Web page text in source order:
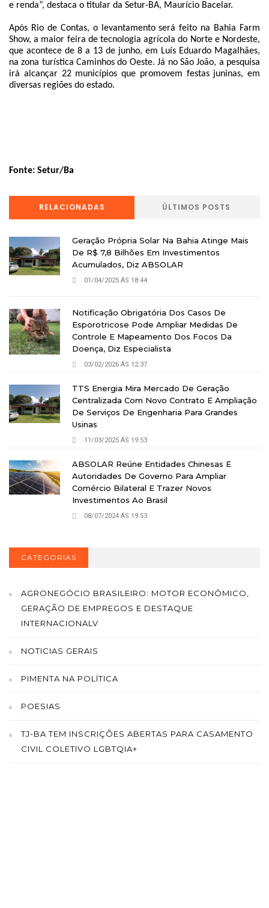
e renda”, destaca o titular da Setur-BA, Maurício Bacelar.
Após Rio de Contas, o levantamento será feito na Bahia Farm
Show, a maior feira de tecnologia agrícola do Norte e Nordeste,
que acontece de 8 a 13 de junho, em Luís Eduardo Magalhães,
na zona turística Caminhos do Oeste. Já no São João, a pesquisa
irá alcançar 22 municípios que promovem festas juninas, em
diversas regiões do estado.
Fonte: Setur/Ba
RELACIONADAS ÚLTIMOS POSTS
Geração Própria Solar Na Bahia Atinge Mais
De R$ 7,8 Bilhões Em Investimentos
Acumulados, Diz ABSOLAR
01/04/2025 ÁS 18:44
Notificação Obrigatória Dos Casos De
Esporotricose Pode Ampliar Medidas De
Controle E Mapeamento Dos Focos Da
Doença, Diz Especialista
03/02/2026 ÁS 12:37
TTS Energia Mira Mercado De Geração
Centralizada Com Novo Contrato E Ampliação
De Serviços De Engenharia Para Grandes
Usinas
11/03/2025 ÁS 19:53
ABSOLAR Reúne Entidades Chinesas E
Autoridades De Governo Para Ampliar
Comércio Bilateral E Trazer Novos
Investimentos Ao Brasil
08/07/2024 ÁS 19:53
CATEGORIAS
AGRONEGÓCIO BRASILEIRO: MOTOR ECONÔMICO,
GERAÇÃO DE EMPREGOS E DESTAQUE
INTERNACIONALV
NOTICIAS GERAIS
PIMENTA NA POLÍTICA
POESIAS
TJ-BA TEM INSCRIÇÕES ABERTAS PARA CASAMENTO
CIVIL COLETIVO LGBTQIA+